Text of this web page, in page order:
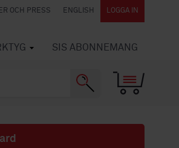
OCH PRESS ENGLISH LOGGA IN
SIS ABONNEMANG